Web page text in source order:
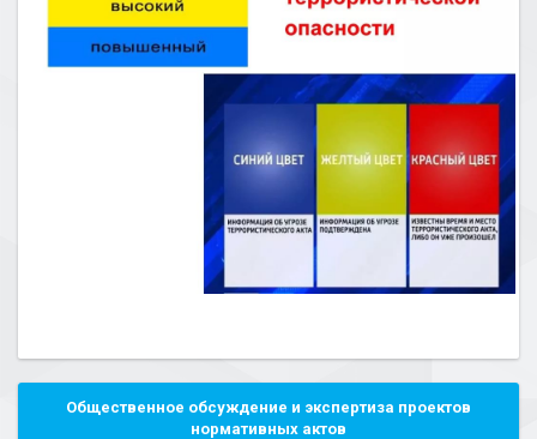
Общественное обсуждение и экспертиза проектов
нормативных актов